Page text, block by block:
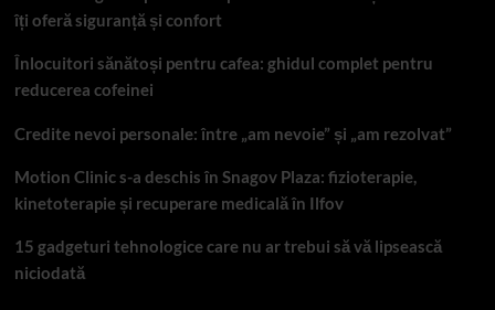
îți oferă siguranță și confort
Înlocuitori sănătoși pentru cafea: ghidul complet pentru
reducerea cofeinei
Credite nevoi personale: între „am nevoie” și „am rezolvat”
Motion Clinic s-a deschis în Snagov Plaza: fizioterapie,
kinetoterapie și recuperare medicală în Ilfov
15 gadgeturi tehnologice care nu ar trebui să vă lipsească
niciodată